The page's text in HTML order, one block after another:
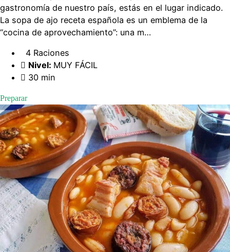
gastronomía de nuestro país, estás en el lugar indicado.
La sopa de ajo receta española es un emblema de la
“cocina de aprovechamiento”: una m…
4 Raciones
Nivel: MUY FÁCIL
30 min
Preparar